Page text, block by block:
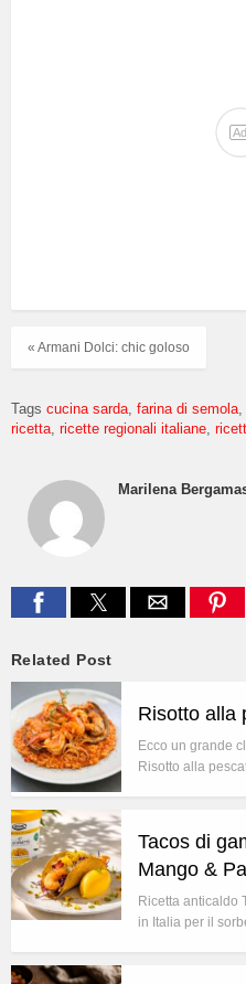
Ad
« Armani Dolci: chic goloso
Tags cucina sarda farina di semola
ricetta ricette regionali italiane
Marilena
Related Post
Risotto alla
Ecco un grande
Risotto alla
Tacos di
Mango &
Ricetta anticaldo
in Italia per il